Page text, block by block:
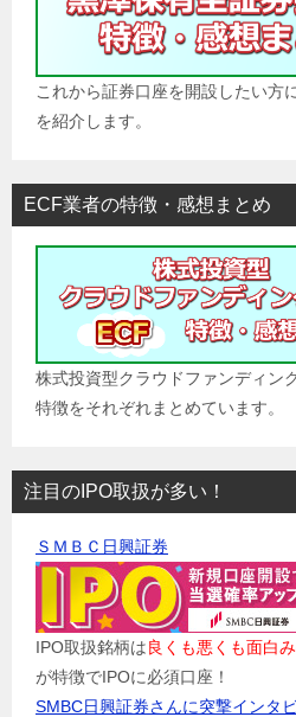
これから証券口座を開設したい方
を紹介します。
ECF業者の特徴・感想まとめ
株式投資型クラウドファンディン
特徴をそれぞれまとめています。
注目のIPO取扱が多い！
ＳＭＢＣ日興証券
IPO取扱銘柄は良くも悪くも面白
が特徴でIPOに必須口座！
SMBC日興証券さんに突撃インタ